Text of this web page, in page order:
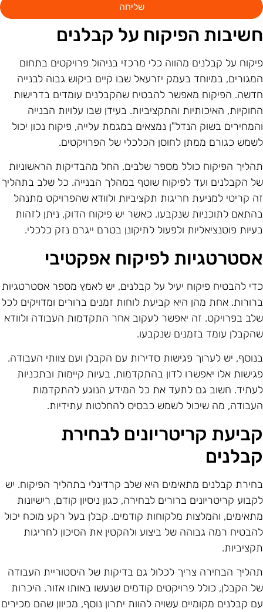
שליחה
הפיקוח על קבלנים
על קבלנים מהווה כלי מרכזי בניהול פרויקטים בתחום
במיוחד בעמק יזרעאל שבו קיים ביקוש גבוה לבנייה
הפיקוח מאפשר להבטיח שהקבלנים עומדים בדרישות
האיכותיות והתקציביות. בעידן שבו עלויות הבנייה
בשוק הנדל"ן נמצאים במגמת עלייה, פיקוח נכון יכול
כגורם ממתן לחוסן הכלכלי של הפרויקטים.
הפיקוח כולל מספר שלבים, החל מהבדיקות הראשוניות
הקבלנים ועד לפיקוח שוטף במהלך הבנייה. כל שלב בתהליך
קריטי למניעת חריגות תקציביות ולוודא שהפרויקט מתנהל
לתוכניות שנקבעו. כאשר יש פיקוח הדוק, ניתן לזהות
פוטנציאליות ולפעול לתיקונן בטרם ייגרם נזק כלכלי.
לפיקוח אפקטיבי
להבטיח פיקוח יעיל על קבלנים, יש לאמץ מספר אסטרטגיות
אחת מהן היא קביעת לוחות זמנים ברורים ומדויקים לכל
בפרויקט. זה יאפשר לעקוב אחר התקדמות העבודה ולוודא
עומד בזמנים שנקבעו.
יש לערוך פגישות סדירות עם הקבלן ועם צוותי העבודה.
אלו יאפשרו לדון בהתקדמות, בעיות קיימות ובתכניות
חשוב גם לתעד את כל המידע הנוגע להתקדמות
מה שיכול לשמש כבסיס להחלטות עתידיות.
קריטריונים לבחירת
קבלנים מתאימים היא שלב קרדינלי בתהליך הפיקוח. יש
קריטריונים ברורים לבחירה, כגון ניסיון קודם, רישיונות
והמלצות מלקוחות קודמים. קבלן בעל רקע מוכח יכול
רמה גבוהה של ביצוע ולהקטין את הסיכון לחריגות
הבחירה צריך לכלול גם בדיקות של היסטוריית העבודה
הקבלן, כולל פרויקטים קודמים שנעשו באותו אזור. היכרות
קבלנים מקומיים עשויה להוות יתרון נוסף, מכיוון שהם מכירים